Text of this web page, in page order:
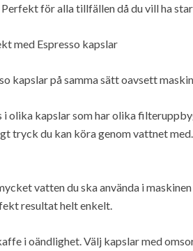
Perfekt för alla tillfällen då du vill ha
med Espresso kapslar
kapslar på samma sätt oavsett
i olika kapslar som har olika
tryck du kan köra genom vattnet
vatten du ska använda i
resultat helt enkelt.
i oändlighet. Välj kapslar med